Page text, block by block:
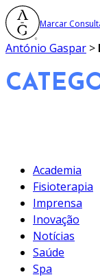
Saltar
para
o
Marcar
António Gaspar >
Academia
Fisioterapia
Imprensa
Inovação
Notícias
Saúde
Spa